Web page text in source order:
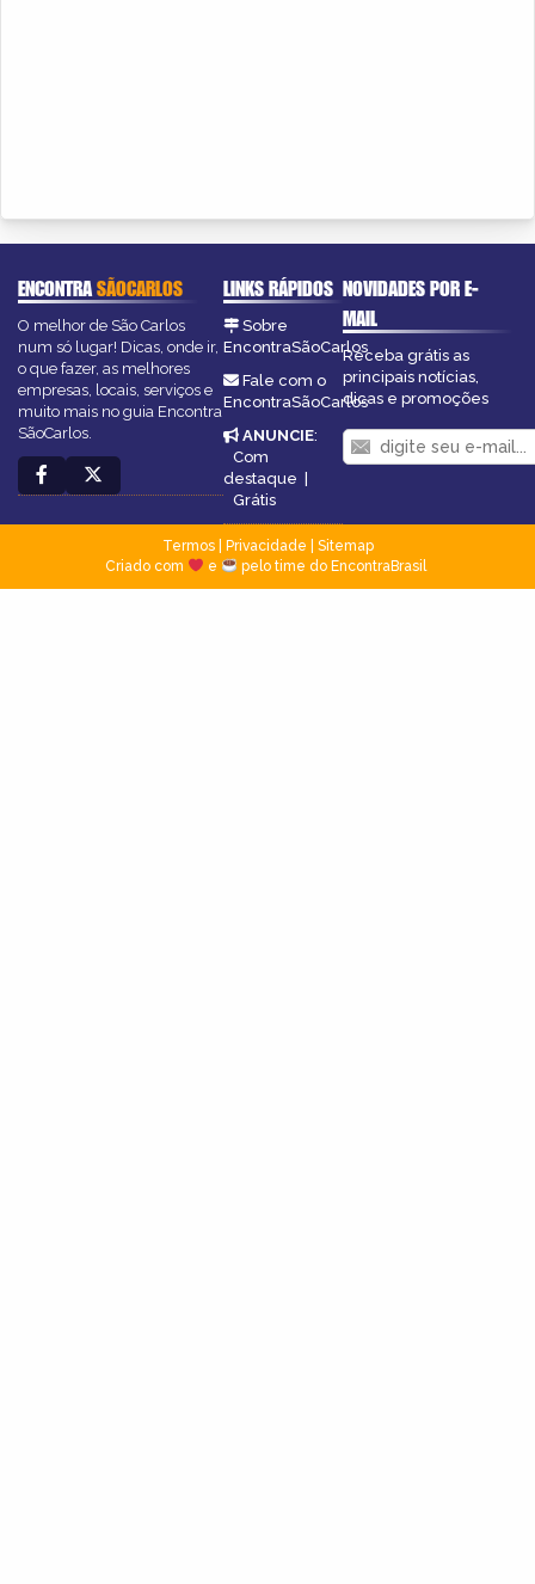
ENCONTRASÃOCARLOS
O melhor de São Carlos
num só lugar! Dicas, onde ir,
o que fazer, as melhores
empresas, locais, serviços e
muito mais no guia Encontra
SãoCarlos.
LINKS RÁPIDOS
Sobre
EncontraSãoCarlos
Fale com o
EncontraSãoCarlos
ANUNCIE:
Com
destaque |
Grátis
NOVIDADES POR E-
MAIL
Receba grátis as
principais notícias,
dicas e promoções
Termos| Privacidade
Sitemap
Criado com
e pelo time do EncontraBrasil